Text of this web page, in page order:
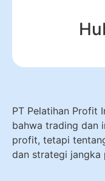
PT Pelatihan Profit
bahwa trading dan
profit, tetapi
dan strategi jangka